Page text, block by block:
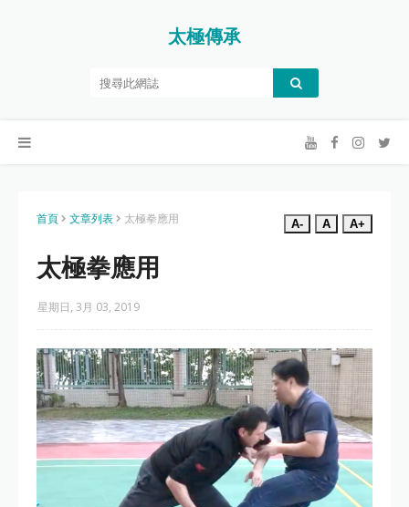
太極傳承
首頁 文章列表 太極拳應用 A- A A+
太極拳應用
星期日, 3月 03, 2019